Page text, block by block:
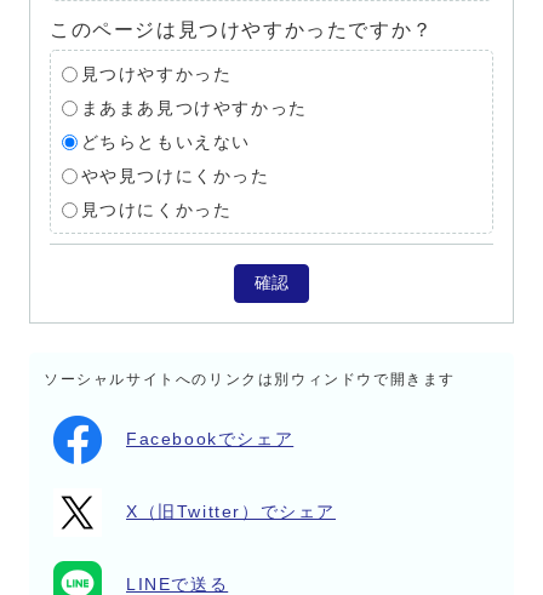
このページは見つけやすかったですか？
見つけやすかった
まあまあ見つけやすかった
どちらともいえない
やや見つけにくかった
見つけにくかった
確認
ソーシャルサイトへのリンクは別ウィンドウで開きます
Facebookでシェア
X（旧Twitter）でシェア
LINEで送る